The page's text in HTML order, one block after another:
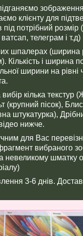
клієнту для
під потрібний розмір
телеграм і т.д)
шпалерах (ширина
Кількість і ширина
ширини на
кілька текстур
(крупний пісок),
штукатурка),
нижче.
для Вас
вибраного
невеликому шматку
3-6 днів.